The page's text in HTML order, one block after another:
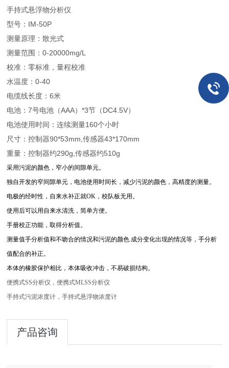
手持式悬浮物分析仪
型号：IM-50P
测量原理：散光式
测量范围：0-20000mg/L
校准：零标准，量程校准
水温度：0-40
电缆线长度：6米
电池：7号电池（AAA）*3节（DC4.5V）
电池使用时间：连续测量160个小时
尺寸：控制器90*53mm,传感器43*170mm
重量：控制器约290g,传感器约510g
采用污泥的颜色，窄小的间隙单元。
独自开发的窄间隙单元，电池使用时间长，减少污泥的颜色，高精度的测量。
电极的经时性，自来水补正就OK，校队板无用。
使用后可以用自来水清洗，简单方便。
手册校正功能，取得分析值。
测量值手分析值和不吻合的情况和污泥的颜色.成分变化出现的情况等，手分析
值配合的补正。
本体的橡胶保护相比，本体吸收冲击，不易破损结构。
便携式SS分析仪，便携式MLSS分析仪
手持式污泥浓度计，手持式悬浮物浓度计
产品咨询